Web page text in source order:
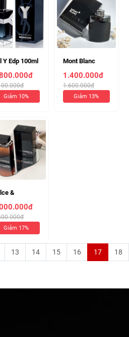
Y Edp 100ml
10ml
)
Giảm 10%
Mont Blanc
Legen 100ml
(chiết 10ml
190k)
1.400.000đ
1.600.000đ
Giảm 13%
&
The
100ml
10ml
Giảm 17%
13 14 15 16 17 18